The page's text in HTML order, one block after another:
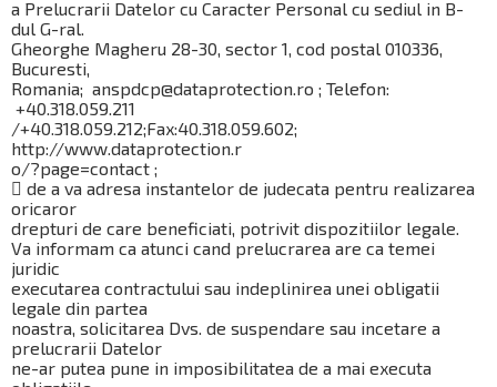
a Prelucrarii Datelor cu Caracter Personal cu sediul in B-
dul G-ral.
Gheorghe Magheru 28-30, sector 1, cod postal 010336,
Bucuresti,
Romania; anspdcp@dataprotection.ro ; Telefon:
+40.318.059.211
/+40.318.059.212;Fax:40.318.059.602;
http://www.dataprotection.r
o/?page=contact ;
 de a va adresa instantelor de judecata pentru realizarea
oricaror
drepturi de care beneficiati, potrivit dispozitiilor legale.
Va informam ca atunci cand prelucrarea are ca temei
juridic
executarea contractului sau indeplinirea unei obligatii
legale din partea
noastra, solicitarea Dvs. de suspendare sau incetare a
prelucrarii Datelor
ne-ar putea pune in imposibilitatea de a mai executa